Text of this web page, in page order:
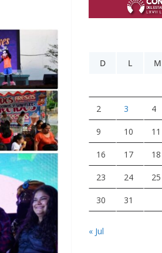
D
L M
2 3 4
9 10 11
16 17 18
23 24 25
30 31
« Jul